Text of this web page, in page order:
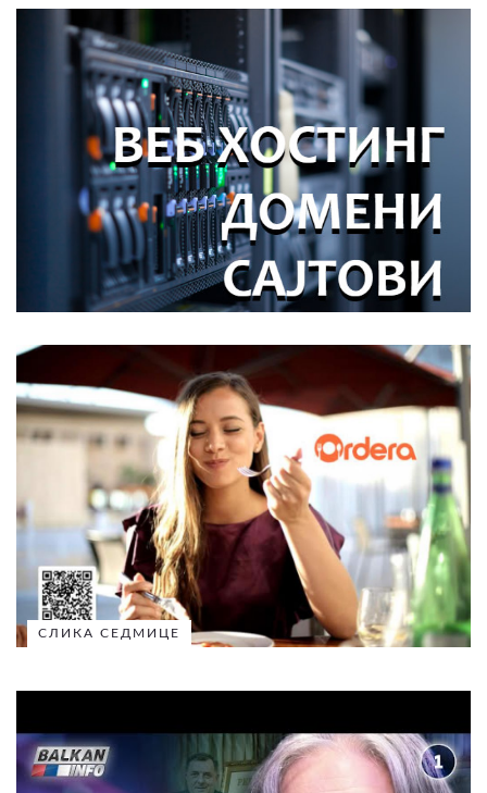
СЛИКА СЕДМИЦЕ